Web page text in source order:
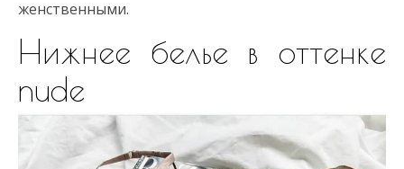
женственными.
Нижнее белье в оттенке
nude